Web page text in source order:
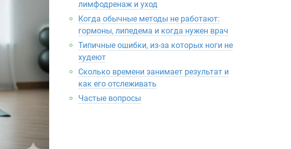
лимфодренаж и уход
Когда обычные методы не работают:
гормоны, липедема и когда нужен врач
Типичные ошибки, из-за которых ноги не
худеют
Сколько времени занимает результат и
как его отслеживать
Частые вопросы